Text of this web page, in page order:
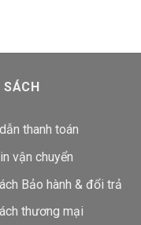
SÁCH
thanh toán
vận chuyển
Bảo hành & đổi trả
thương mại